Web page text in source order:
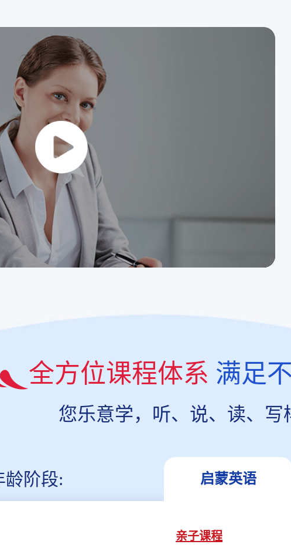
全方位课程体系 满足
您乐意学，听、说、读、写
龄阶段: 启蒙英语
亲子课程